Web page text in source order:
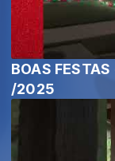
BOAS
/2025